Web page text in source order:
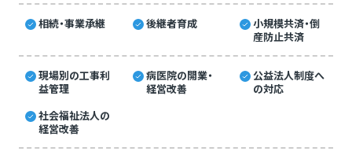
相続・事業承継 後継者育成
小規模共済・倒
産防止共済
現場別の工事利
益管理
病医院の開業・
経営改善
公益法人制度へ
の対応
社会福祉法人の
経営改善